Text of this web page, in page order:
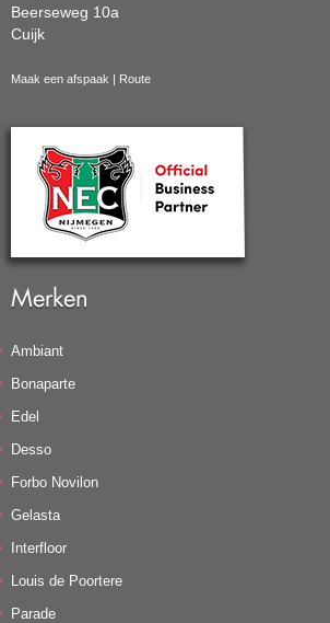
Beerseweg 10a
Cuijk
Maak een afspaak | Route
Merken
Ambiant
Bonaparte
Edel
Desso
Forbo Novilon
Gelasta
Interfloor
Louis de Poortere
Parade